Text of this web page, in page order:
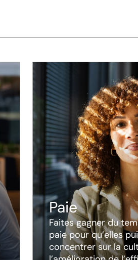
Paie
Faites gagner du
paie pour qu’elles
concentrer sur la